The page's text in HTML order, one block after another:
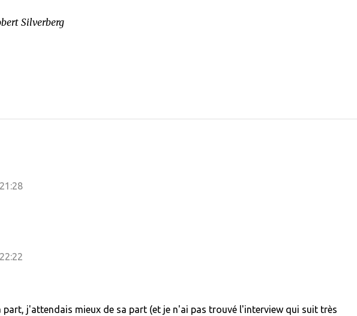
Silverberg
part, j'attendais mieux de sa part (et je n'ai pas trouvé l'interview qui suit très